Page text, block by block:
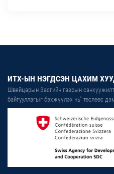
ИТХ-ЫН НЭГДСЭН ЦАХИМ
Швейцарын Засгийн газрын
байгууллагыг бэхжүүлэх нь” төслөөс